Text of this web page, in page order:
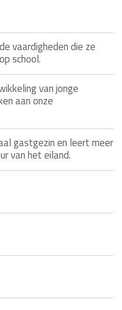
vaardigheden die ze
school.
van jonge
aan onze
gastgezin en leert meer
van het eiland.